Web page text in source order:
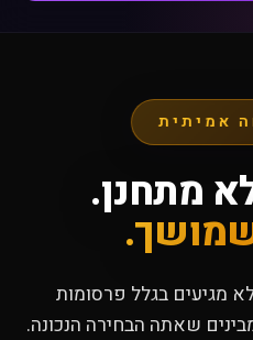
אמיתית
מתחנן.
מגיעים בגלל פרסומות
שאתה הבחירה הנכונה.